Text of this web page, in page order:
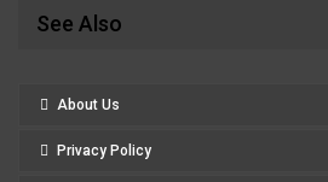
See Also
About Us
Privacy Policy